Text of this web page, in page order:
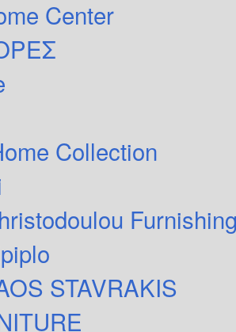
Center
Collection
STAVRAKIS